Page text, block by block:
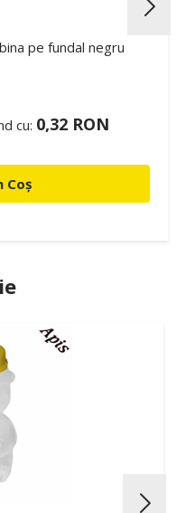
pe fundal negru
cu: 0,32 RON
Coș